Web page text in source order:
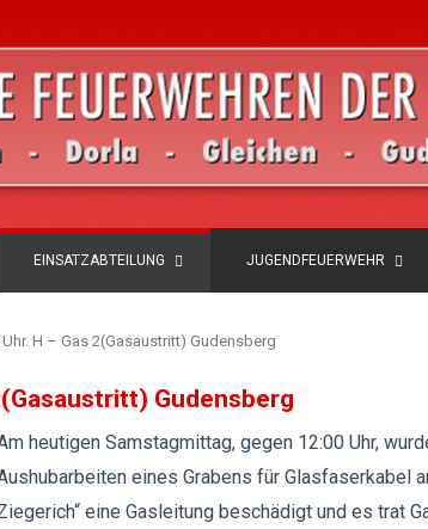
EINSATZABTEILUNG JUGENDFEUERWEHR
H – Gas 2(Gasaustritt) Gudensberg
Gudensberg
heutigen Samstagmittag, gegen 12:00 Uhr,
eines Grabens für Glasfaserkabel
eine Gasleitung beschädigt und es trat